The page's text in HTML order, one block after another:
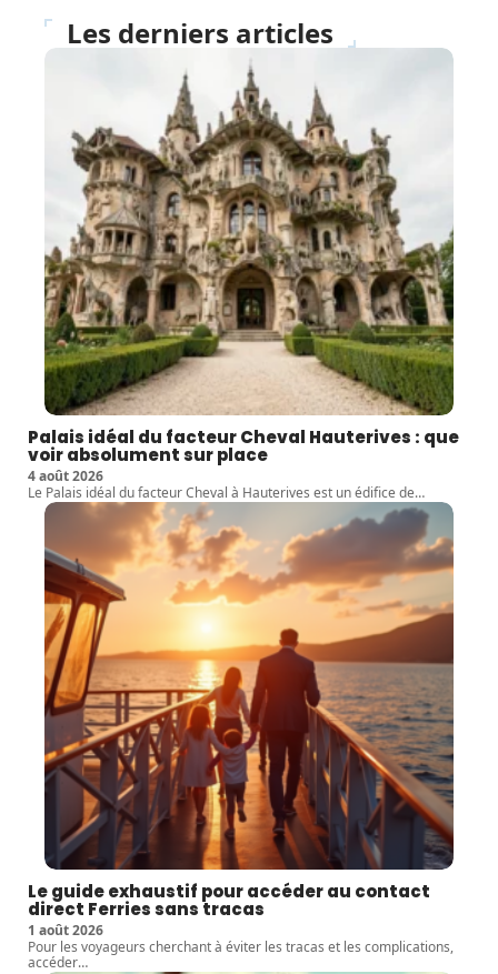
Les derniers articles
Palais idéal du facteur Cheval Hauterives : que
voir absolument sur place
4 août 2026
Le Palais idéal du facteur Cheval à Hauterives est un édifice de…
Le guide exhaustif pour accéder au contact
direct Ferries sans tracas
1 août 2026
Pour les voyageurs cherchant à éviter les tracas et les complications,
accéder…